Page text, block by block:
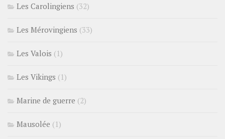
Les Carolingiens (32)
Les Mérovingiens (33)
Les Valois (1)
Les Vikings (1)
Marine de guerre (2)
Mausolée (1)